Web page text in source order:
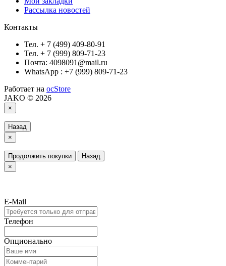
Рассылка новостей
Контакты
Тел. + 7 (499) 409-80-91
Тел. + 7 (999) 809-71-23
Почта: 4098091@mail.ru
WhatsApp : +7 (999) 809-71-23
Работает на ocStore
JAKO © 2026
×
Назад
×
Продолжить покупки
Назад
×
E-Mail
Телефон
Опционально